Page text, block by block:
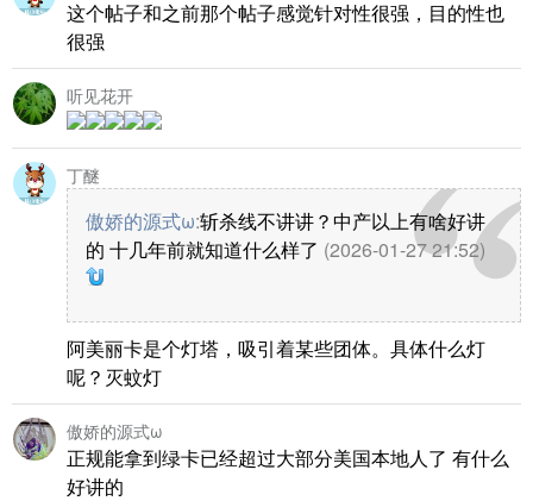
这个帖子和之前那个帖子感觉针对性很强，目的性也
很强
听见花开
丁醚
傲娇的源式ω:斩杀线不讲讲？中产以上有啥好讲
的 十几年前就知道什么样了 (2026-01-27 21:52)
阿美丽卡是个灯塔，吸引着某些团体。具体什么灯
呢？灭蚊灯
傲娇的源式ω
正规能拿到绿卡已经超过大部分美国本地人了 有什么
好讲的